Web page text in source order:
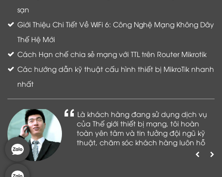
sạn
Giới Thiệu Chi Tiết Về WiFi 6: Công Nghệ Mạng Không Dây
Thế Hệ Mới
Cách Hạn chế chia sẻ mạng với TTL trên Router Mikrotik
Các hướng dẫn kỹ thuật cấu hình thiết bị MikroTik nhanh
nhất
Là khách hàng đang sử dụng dịch vụ
của Thế giới thiết bị mạng, tôi hoàn
toàn yên tâm và tin tưởng đội ngũ kỹ
thuật, chăm sóc khách hàng luôn hỗ